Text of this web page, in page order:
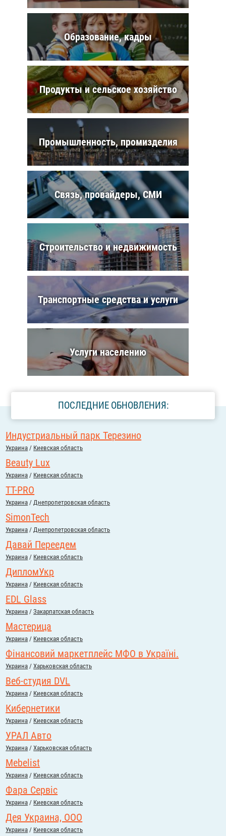
Образование, кадры
Продукты и сельское хозяйство
Промышленность, промизделия
Связь, провайдеры, СМИ
Строительство и недвижимость
Транспортные средства и услуги
Услуги населению
ПОСЛЕДНИЕ ОБНОВЛЕНИЯ:
Индустриальный парк Терезино
Украина / Киевская область
Beauty Lux
Украина / Киевская область
TT-PRO
Украина /Днепропетровская область
SimonTech
Украина /Днепропетровская область
Давай Переедем
Украина / Киевская область
ДипломУкр
Украина / Киевская область
EDL Glass
Украина /Закарпатская область
Мастерица
Украина / Киевская область
Фінансовий маркетплейс МФО в Україні.
Украина /Харьковская область
Веб-студия DVL
Украина / Киевская область
Кибернетики
Украина / Киевская область
УРАЛ Авто
Украина /Харьковская область
Mebelist
Украина / Киевская область
Фара Сервіс
Украина / Киевская область
Дея Украина, ООО
Украина / Киевская область